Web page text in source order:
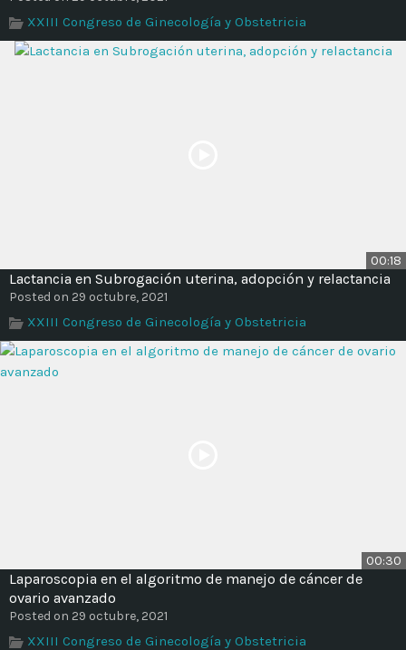
XXIII Congreso de Ginecología y Obstetricia
00:18
Lactancia en Subrogación uterina, adopción y relactancia
Posted on 29 octubre, 2021
XXIII Congreso de Ginecología y Obstetricia
00:30
Laparoscopia en el algoritmo de manejo de cáncer de
ovario avanzado
Posted on 29 octubre, 2021
XXIII Congreso de Ginecología y Obstetricia